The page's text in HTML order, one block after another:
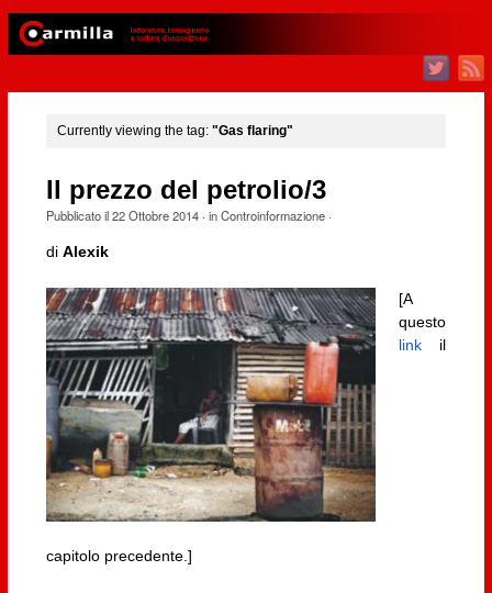
Currently viewing the tag: "Gas flaring"
Il prezzo del petrolio/3
Pubblicato il22 Ottobre 2014· inControinformazione·
di Alexik
[A
questo
linkil
capitolo precedente.]